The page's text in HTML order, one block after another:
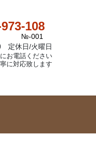
108
№-001
定休日/火曜日
お電話ください
に対応致します